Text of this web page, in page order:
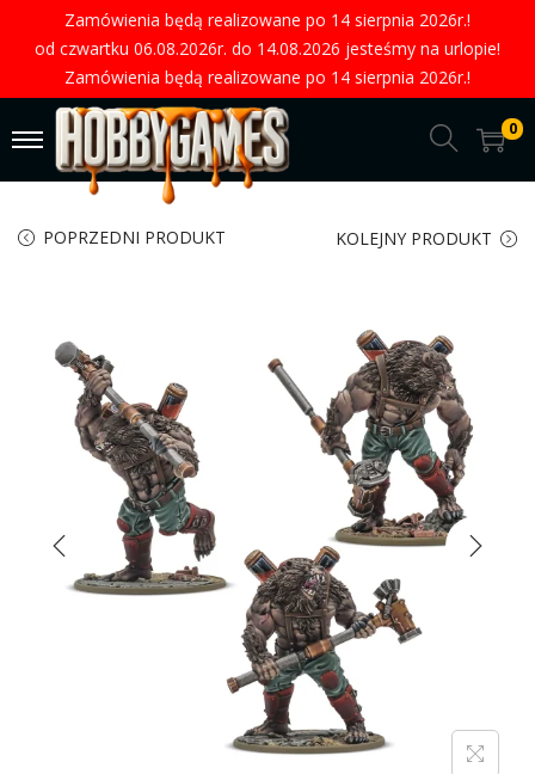
Zamówienia będą realizowane po 14 sierpnia 2026r.!
od czwartku 06.08.2026r. do 14.08.2026 jesteśmy na urlopie!
Zamówienia będą realizowane po 14 sierpnia 2026r.!
0
POPRZEDNI PRODUKT KOLEJNY PRODUKT